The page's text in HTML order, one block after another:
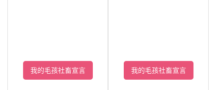
我的毛孩社畜宣言 我的毛孩社畜宣言